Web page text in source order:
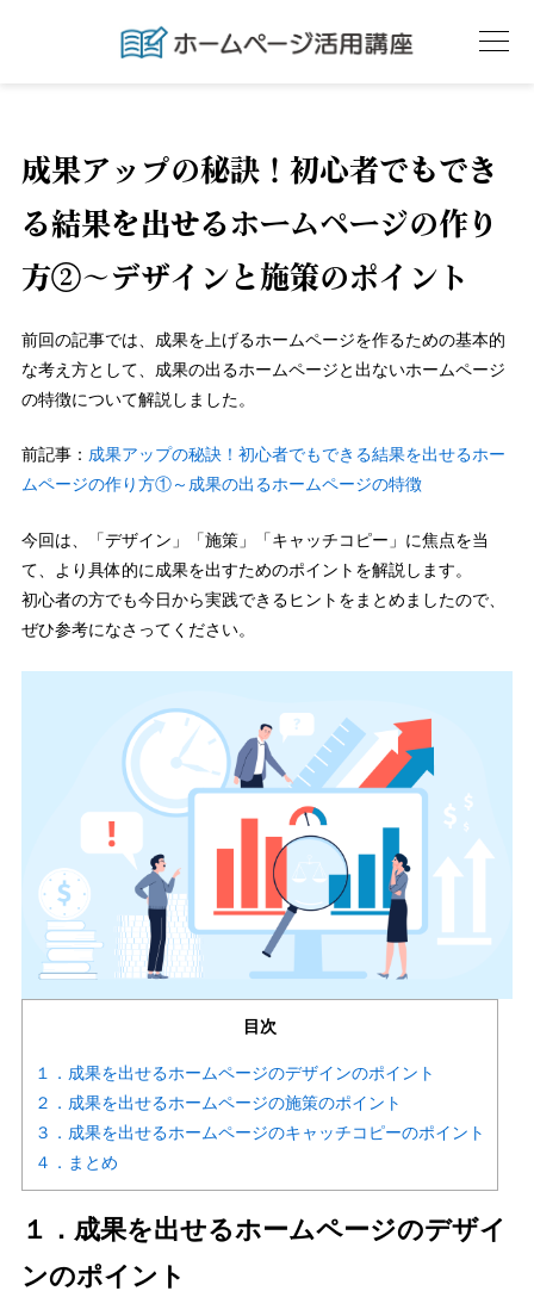
成果アップの秘訣！初心者でもでき
る結果を出せるホームページの作り
方②～デザインと施策のポイント
前回の記事では、成果を上げるホームページを作るための基本的
な考え方として、成果の出るホームページと出ないホームページ
の特徴について解説しました。
前記事： 成果アップの秘訣！初心者でもできる結果を出せるホー
ムページの作り方①～成果の出るホームページの特徴
今回は、「デザイン」「施策」「キャッチコピー」に焦点を当
て、より具体的に成果を出すためのポイントを解説します。
初心者の方でも今日から実践できるヒントをまとめましたので、
ぜひ参考になさってください。
目次
１．成果を出せるホームページのデザインのポイント
２．成果を出せるホームページの施策のポイント
３．成果を出せるホームページのキャッチコピーのポイント
４．まとめ
１．成果を出せるホームページのデザイ
ンのポイント